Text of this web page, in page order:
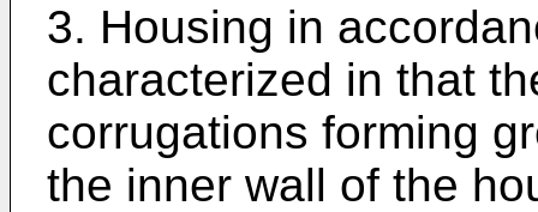
3. Housing in
characterized in that
corrugations forming
the inner wall of the